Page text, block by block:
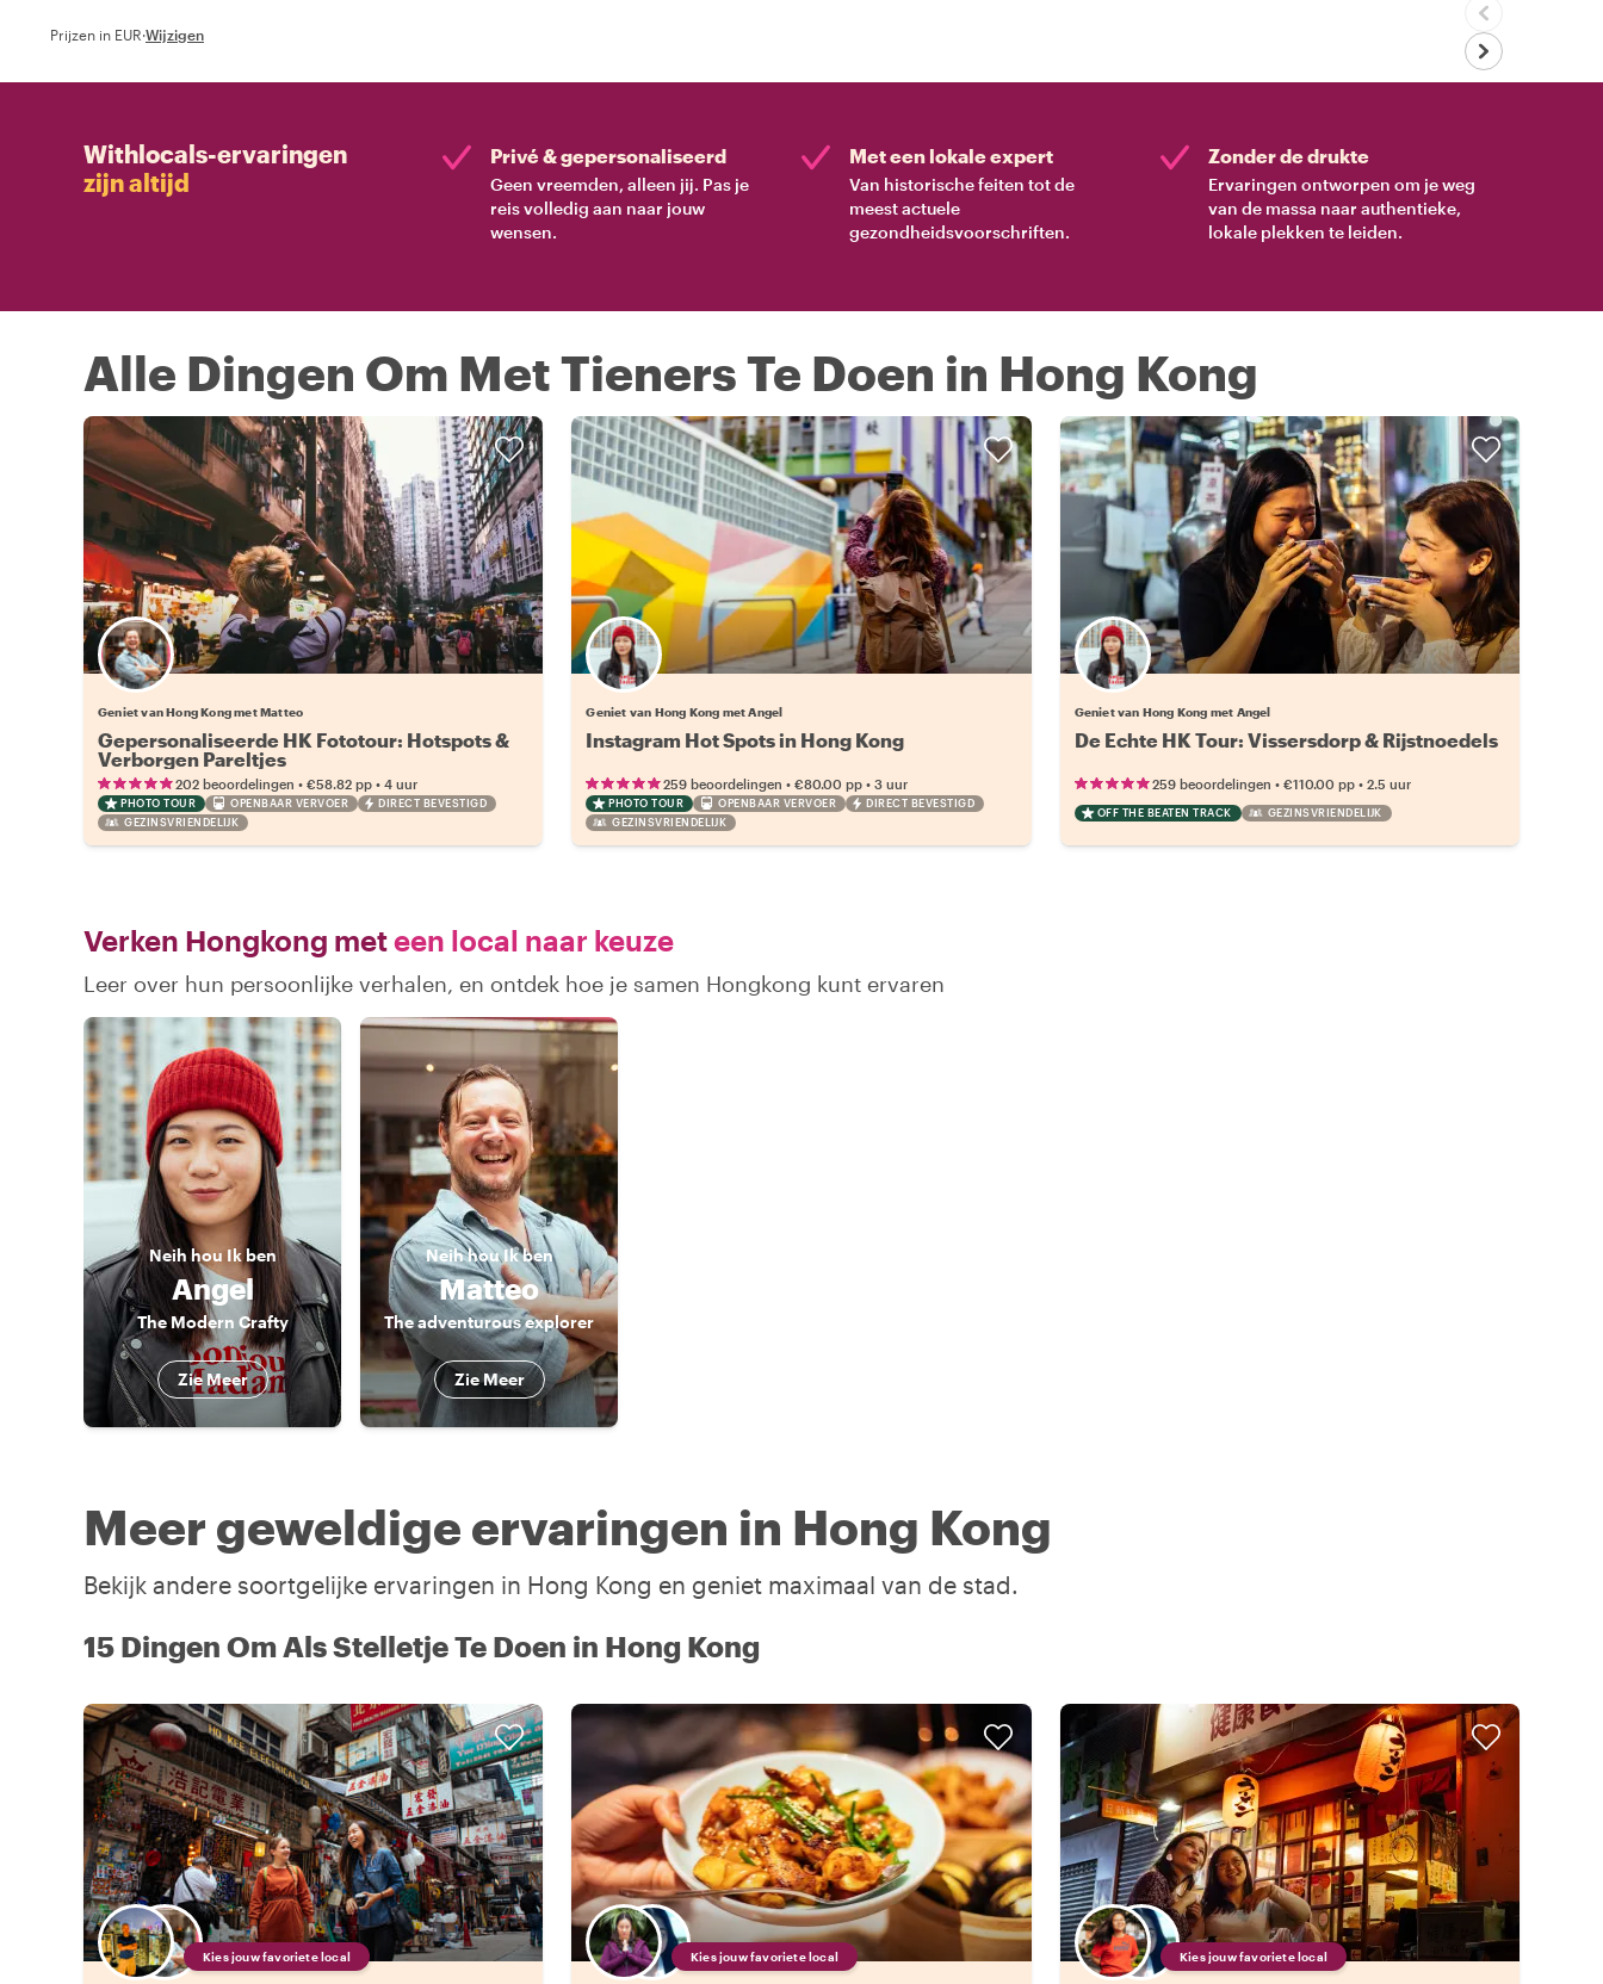
Prijzen in EUR·Wijzigen
Withlocals-ervaringen
zijn altijd
Privé & gepersonaliseerd
Geen vreemden, alleen jij. Pas je
reis volledig aan naar jouw
wensen.
Met een lokale expert
Van historische feiten tot de
meest actuele
gezondheidsvoorschriften.
Zonder de drukte
Ervaringen ontworpen om je weg
van de massa naar authentieke,
lokale plekken te leiden.
Alle Dingen Om Met Tieners Te Doen in Hong Kong
Geniet van Hong Kong met Matteo
Gepersonaliseerde HK Fototour: Hotspots &
Verborgen Pareltjes
202 beoordelingen • €58.82 pp • 4 uur
PHOTO TOUR OPENBAAR VERVOER
DIRECT BEVESTIGD
GEZINSVRIENDELIJK
Geniet van Hong Kong met Angel
Instagram Hot Spots in Hong Kong
259 beoordelingen •€80.00 pp •3 uur
PHOTO TOUR OPENBAAR VERVOER
DIRECT BEVESTIGD
GEZINSVRIENDELIJK
Geniet van Hong Kong met Angel
De Echte HK Tour: Vissersdorp & Rijstnoedels
259 beoordelingen • €110.00 pp• 2.5 uur
OFF THE BEATEN TRACK GEZINSVRIENDELIJK
Verken Hongkong meteen local naar keuze
Leer over hun persoonlijke verhalen, en ontdek hoe je samen Hongkong kunt ervaren
Neih hou Ik ben
Angel
The Modern Crafty
Zie Meer
Neih houIk ben
Matteo
The adventurous explorer
Zie Meer
Meer geweldige ervaringen in Hong Kong
Bekijk andere soortgelijke ervaringen in Hong Kong en geniet maximaal van de stad.
15 Dingen Om Als Stelletje Te Doen in Hong Kong
Kies jouw favoriete local Kies jouw favoriete local Kies jouw favoriete local